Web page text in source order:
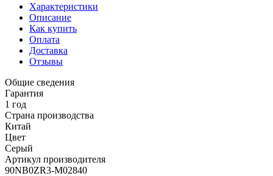
Характеристики
Описание
Как купить
Оплата
Доставка
Отзывы
Общие сведения
Гарантия
1 год
Страна производства
Китай
Цвет
Серый
Артикул производителя
90NB0ZR3-M02840